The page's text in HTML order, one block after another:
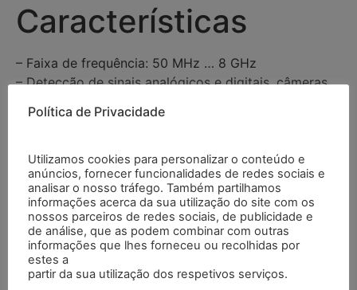
Características
– Faixa de frequência: 50 MHz … 8 GHz
– Detecção de sinais analógicos e digitais, câmeras
transmissores e câmeras sem fio
– Alcance: 10 m
– App para a saída de sinal
– Indicador luminoso de carregamento
Especificações
Política de Privacidade
Utilizamos cookies para personalizar o conteúdo e
anúncios, fornecer funcionalidades de redes sociais e
analisar o nosso tráfego. Também partilhamos
informações acerca da sua utilização do site com os
nossos parceiros de redes sociais, de publicidade e
de análise, que as podem combinar com outras
informações que lhes forneceu ou recolhidas por
estes a
partir da sua utilização dos respetivos serviços.